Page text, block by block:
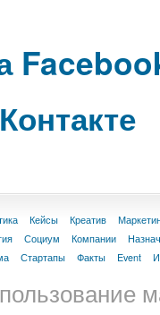
Кейсы Креатив
Социум Компании
Стартапы Факты Event